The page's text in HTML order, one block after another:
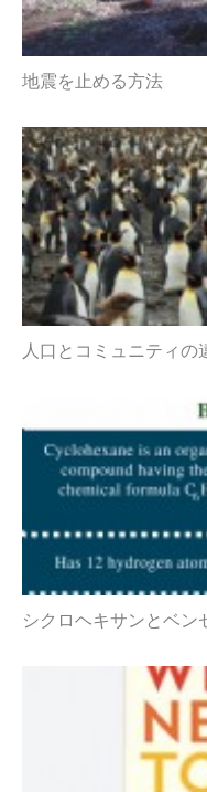
地震を止める方法
人口とコミュニティの
シクロヘキサンとベン